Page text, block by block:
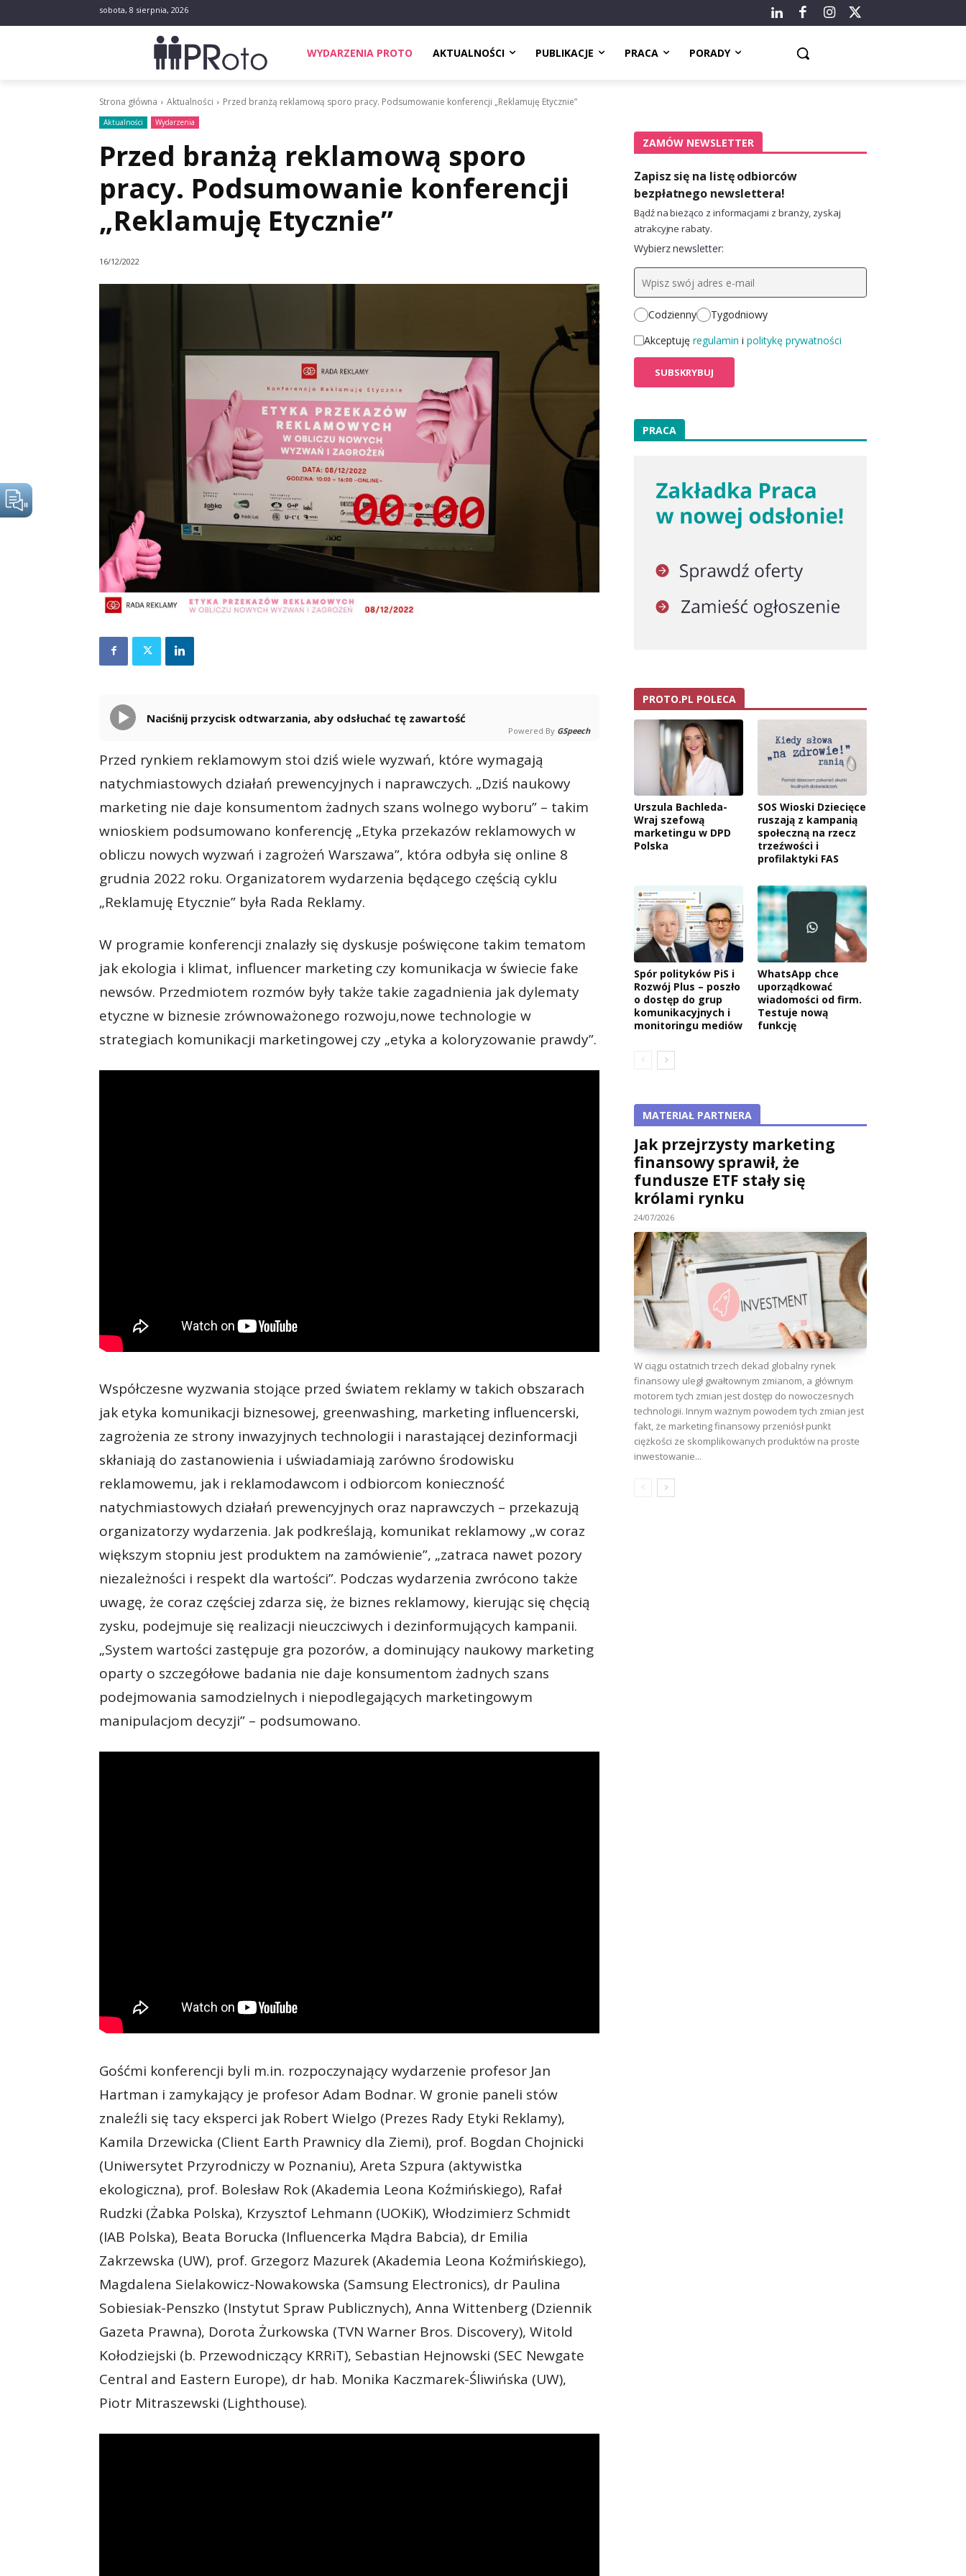
sobota, 8 sierpnia, 2026
WYDARZENIA PROTO AKTUALNOŚCI PUBLIKACJE PRACA PORADY
Strona główna Aktualności Przed branżą reklamową sporo pracy. Podsumowanie konferencji „Reklamuję Etycznie”
Aktualności Wydarzenia
Przed branżą reklamową sporo
pracy. Podsumowanie konferencji
„Reklamuję Etycznie”
16/12/2022
Naciśnij przycisk odtwarzania, aby odsłuchać tę zawartość
Powered By GSpeech
Przed rynkiem reklamowym stoi dziś wiele wyzwań, które wymagają
natychmiastowych działań prewencyjnych i naprawczych. „Dziś naukowy
marketing nie daje konsumentom żadnych szans wolnego wyboru” – takim
wnioskiem podsumowano konferencję „Etyka przekazów reklamowych w
obliczu nowych wyzwań i zagrożeń Warszawa”, która odbyła się online 8
grudnia 2022 roku. Organizatorem wydarzenia będącego częścią cyklu
„Reklamuję Etycznie” była Rada Reklamy.
W programie konferencji znalazły się dyskusje poświęcone takim tematom
jak ekologia i klimat, influencer marketing czy komunikacja w świecie fake
newsów. Przedmiotem rozmów były także takie zagadnienia jak dylematy
etyczne w biznesie zrównoważonego rozwoju,nowe technologie w
strategiach komunikacji marketingowej czy „etyka a koloryzowanie prawdy”.
Współczesne wyzwania stojące przed światem reklamy w takich obszarach
jak etyka komunikacji biznesowej, greenwashing, marketing influencerski,
zagrożenia ze strony inwazyjnych technologii i narastającej dezinformacji
skłaniają do zastanowienia i uświadamiają zarówno środowisku
reklamowemu, jak i reklamodawcom i odbiorcom konieczność
natychmiastowych działań prewencyjnych oraz naprawczych – przekazują
organizatorzy wydarzenia. Jak podkreślają, komunikat reklamowy „w coraz
większym stopniu jest produktem na zamówienie”, „zatraca nawet pozory
niezależności i respekt dla wartości”. Podczas wydarzenia zwrócono także
uwagę, że coraz częściej zdarza się, że biznes reklamowy, kierując się chęcią
zysku, podejmuje się realizacji nieuczciwych i dezinformujących kampanii.
„System wartości zastępuje gra pozorów, a dominujący naukowy marketing
oparty o szczegółowe badania nie daje konsumentom żadnych szans
podejmowania samodzielnych i niepodlegających marketingowym
manipulacjom decyzji” – podsumowano.
Gośćmi konferencji byli m.in. rozpoczynający wydarzenie profesor Jan
Hartman i zamykający je profesor Adam Bodnar. W gronie paneli stów
znaleźli się tacy eksperci jak Robert Wielgo (Prezes Rady Etyki Reklamy),
Kamila Drzewicka (Client Earth Prawnicy dla Ziemi), prof. Bogdan Chojnicki
(Uniwersytet Przyrodniczy w Poznaniu), Areta Szpura (aktywistka
ekologiczna), prof. Bolesław Rok (Akademia Leona Koźmińskiego), Rafał
Rudzki (Żabka Polska), Krzysztof Lehmann (UOKiK), Włodzimierz Schmidt
(IAB Polska), Beata Borucka (Influencerka Mądra Babcia), dr Emilia
Zakrzewska (UW), prof. Grzegorz Mazurek (Akademia Leona Koźmińskiego),
Magdalena Sielakowicz-Nowakowska (Samsung Electronics), dr Paulina
Sobiesiak-Penszko (Instytut Spraw Publicznych), Anna Wittenberg (Dziennik
Gazeta Prawna), Dorota Żurkowska (TVN Warner Bros. Discovery), Witold
Kołodziejski (b. Przewodniczący KRRiT), Sebastian Hejnowski (SEC Newgate
Central and Eastern Europe), dr hab. Monika Kaczmarek-Śliwińska (UW),
Piotr Mitraszewski (Lighthouse).
ZAMÓW NEWSLETTER
Zapisz się na listę odbiorców
bezpłatnego newslettera!
Bądź na bieżąco z informacjami z branży, zyskaj
atrakcyjne rabaty.
Wybierz newsletter:
Codzienny
Tygodniowy
Akceptuję regulamin i politykę prywatności
PRACA
PROTO.PL POLECA
Urszula Bachleda-
Wraj szefową
marketingu w DPD
Polska
SOS Wioski Dziecięce
ruszają z kampanią
społeczną na rzecz
trzeźwości i
profilaktyki FAS
Spór polityków PiS i
Rozwój Plus – poszło
o dostęp do grup
komunikacyjnych i
monitoringu mediów
WhatsApp chce
uporządkować
wiadomości od firm.
Testuje nową
funkcję
MATERIAŁ PARTNERA
Jak przejrzysty marketing
finansowy sprawił, że
fundusze ETF stały się
królami rynku
24/07/2026
W ciągu ostatnich trzech dekad globalny rynek
finansowy uległ gwałtownym zmianom, a głównym
motorem tych zmian jest dostęp do nowoczesnych
technologii. Innym ważnym powodem tych zmian jest
fakt, że marketing finansowy przeniósł punkt
ciężkości ze skomplikowanych produktów na proste
inwestowanie...